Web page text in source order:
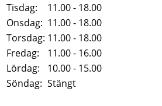
Tisdag:
11.00 - 18.00
Onsdag: 11.00 - 18.00
Torsdag: 11.00 - 18.00
Fredag:
11.00 - 16.00
Lördag:
10.00 - 15.00
Söndag: Stängt